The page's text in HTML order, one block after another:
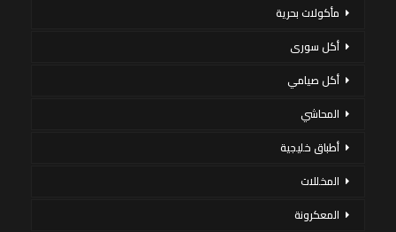
مأكولات بحرية
أكل سورى
أكل صيامي
المحاشي
أطباق خليجية
المخللات
المعكرونة